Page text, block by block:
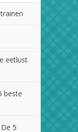
eetlust
beste
5